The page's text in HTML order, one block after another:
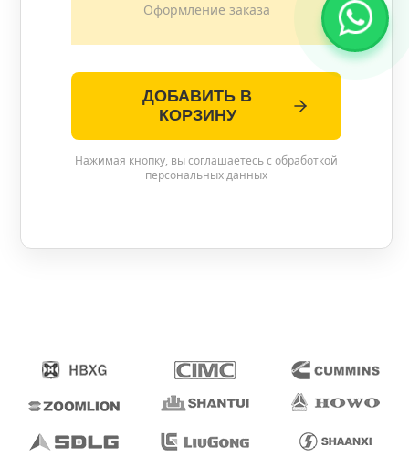
Оформление заказа
ДОБАВИТЬ В
КОРЗИНУ
Нажимая кнопку, вы соглашаетесь с обработкой
персональных данных